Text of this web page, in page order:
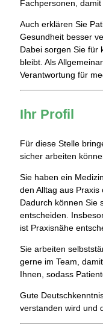
Fachpersonen,
Auch erklären Sie
Gesundheit besser
Dabei sorgen Sie für
bleibt. Als
Verantwortung für
Ihr Profil
Für diese Stelle
sicher arbeiten
Sie haben ein
den Alltag aus Praxis
Dadurch können Sie
entscheiden.
ist Praxisnähe
Sie arbeiten
gerne im Team,
Ihnen, sodass
Gute
verstanden wird und